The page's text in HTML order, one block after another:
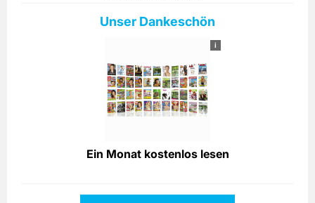
Unser Dankeschön
i
Ein Monat kostenlos lesen